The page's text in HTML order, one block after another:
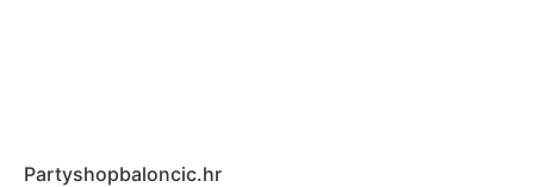
Partyshopbaloncic.hr